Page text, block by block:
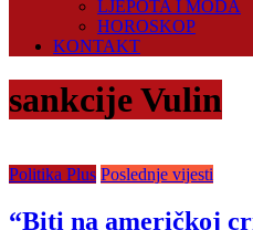
LJEPOTA I MODA
HOROSKOP
KONTAKT
sankcije Vulin
Politika Plus Poslednje vijesti
“Biti na američkoj